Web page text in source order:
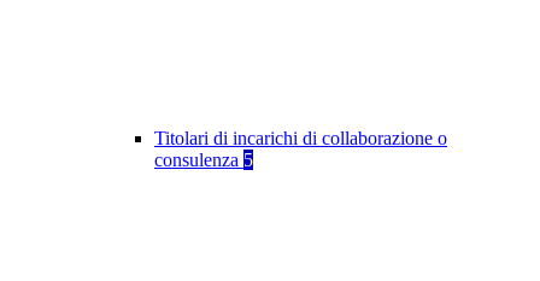
Titolari di incarichi di collaborazione o
consulenza 5